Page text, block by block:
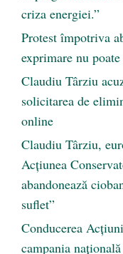
criza energiei.”
Protest împotriva
exprimare nu
Claudiu Târziu
solicitarea de
online
Claudiu Târziu,
Acțiunea
abandonează
suflet”
Conducerea
campania